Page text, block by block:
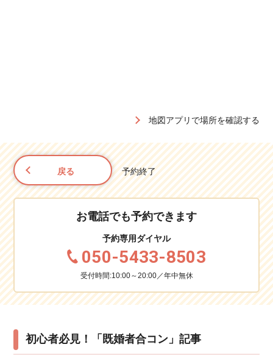
地図アプリで場所を確認する
戻る 予約終了
お電話でも予約できます
予約専用ダイヤル
050-5433-8503
受付時間:10:00～20:00／年中無休
初心者必見！「既婚者合コン」記事